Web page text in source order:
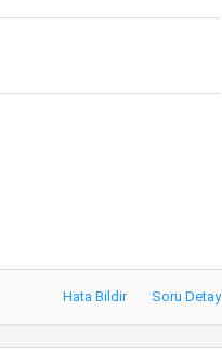
Hata Bildir Soru Detay